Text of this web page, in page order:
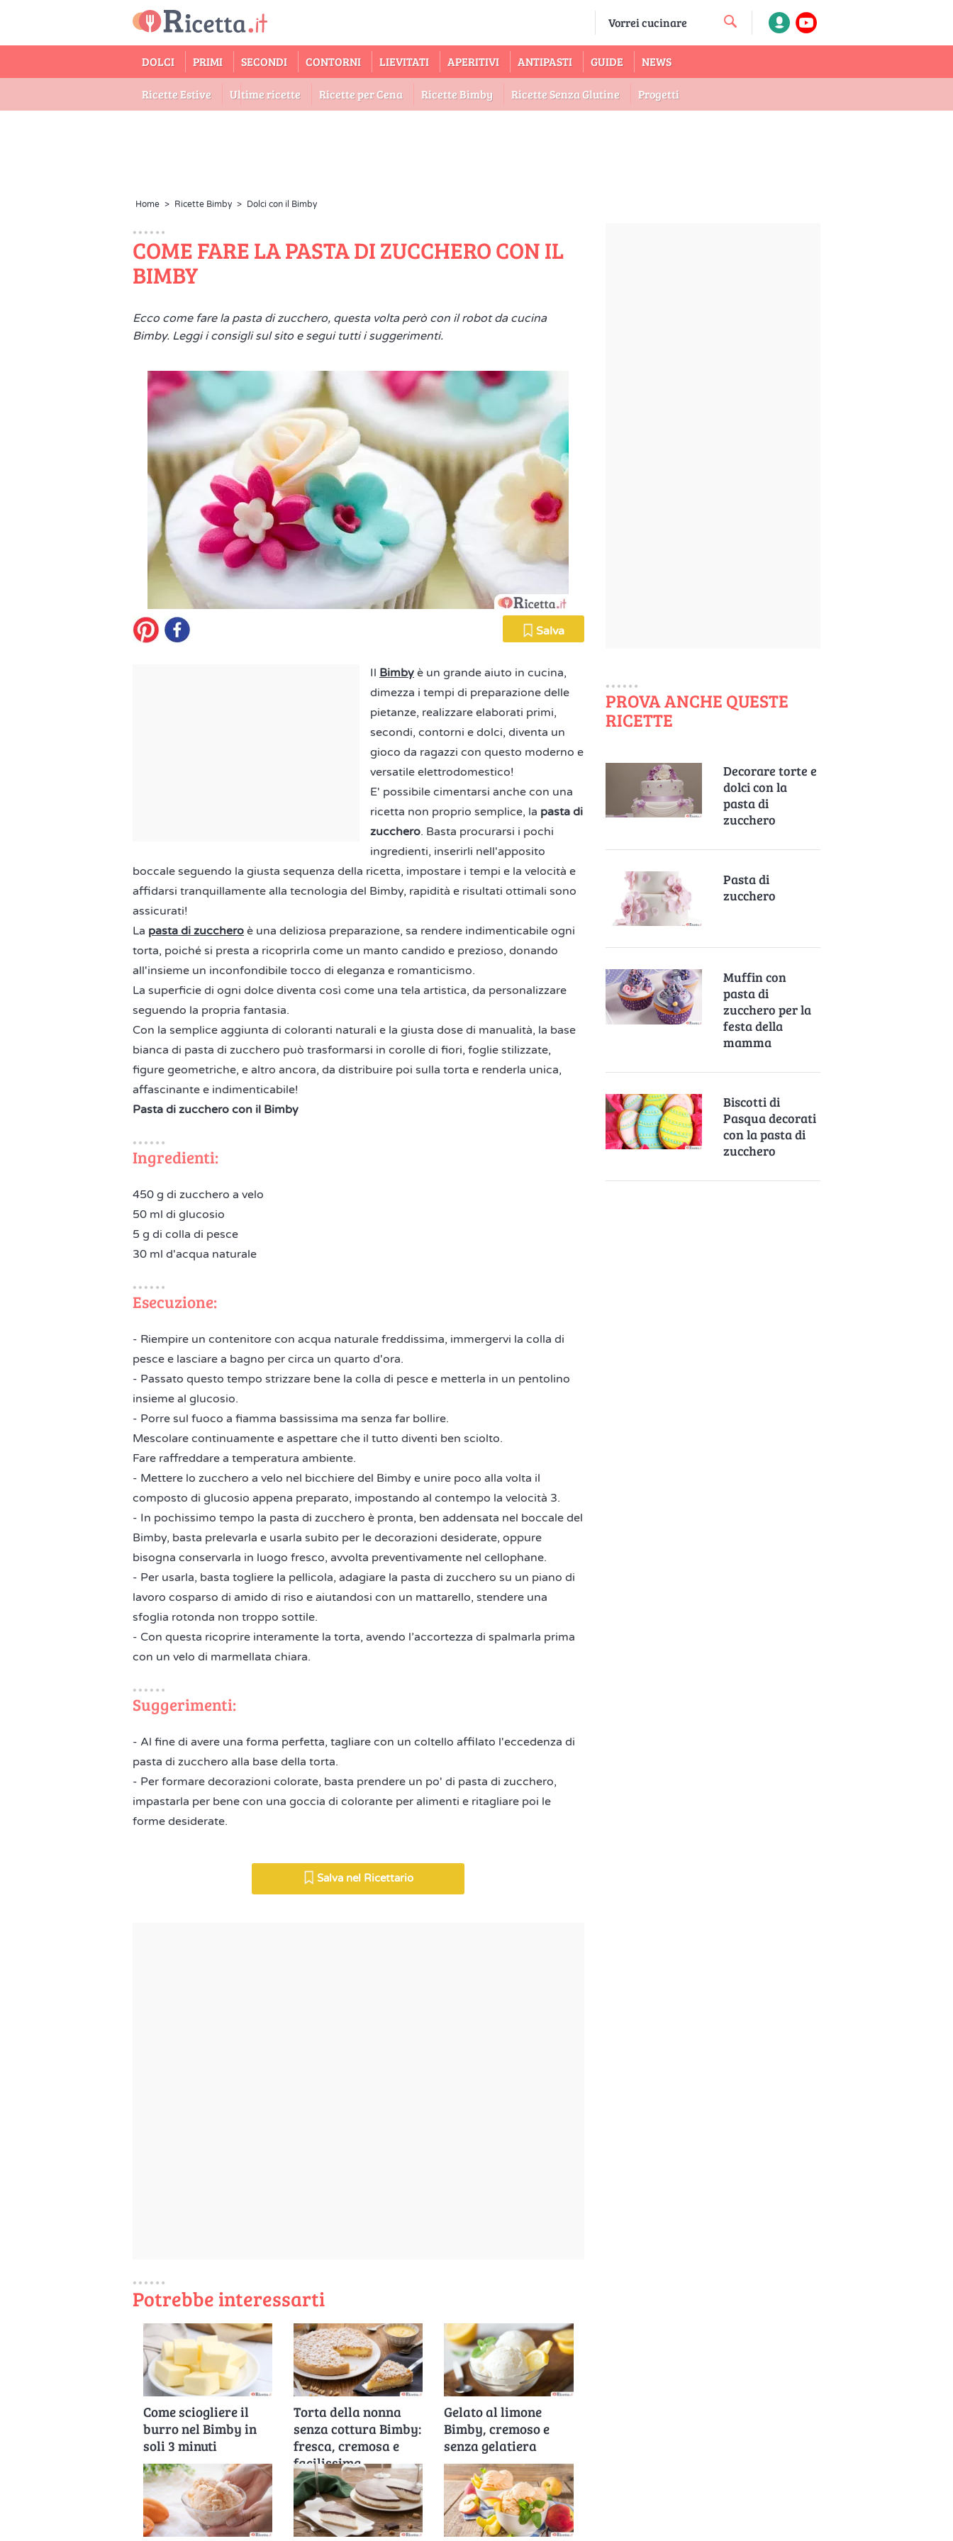
DOLCI PRIMI SECONDI CONTORNI LIEVITATI APERITIVI ANTIPASTI GUIDE NEWS
Ricette Estive Ultime ricette Ricette per Cena Ricette Bimby Ricette Senza Glutine Progetti
Home > Ricette Bimby > Dolci con il Bimby
COME FARE LA PASTA DI ZUCCHERO CON IL
BIMBY
Ecco come fare la pasta di zucchero, questa volta però con il robot da cucina
Bimby. Leggi i consigli sul sito e segui tutti i suggerimenti.
Salva
Il Bimby è un grande aiuto in cucina,
dimezza i tempi di preparazione delle
pietanze, realizzare elaborati primi,
secondi, contorni e dolci, diventa un
gioco da ragazzi con questo moderno e
versatile elettrodomestico!
E' possibile cimentarsi anche con una
ricetta non proprio semplice, la pasta di
zucchero. Basta procurarsi i pochi
ingredienti, inserirli nell'apposito
boccale seguendo la giusta sequenza della ricetta, impostare i tempi e la velocità e
affidarsi tranquillamente alla tecnologia del Bimby, rapidità e risultati ottimali sono
assicurati!
La pasta di zucchero è una deliziosa preparazione, sa rendere indimenticabile ogni
torta, poiché si presta a ricoprirla come un manto candido e prezioso, donando
all'insieme un inconfondibile tocco di eleganza e romanticismo.
La superficie di ogni dolce diventa così come una tela artistica, da personalizzare
seguendo la propria fantasia.
Con la semplice aggiunta di coloranti naturali e la giusta dose di manualità, la base
bianca di pasta di zucchero può trasformarsi in corolle di fiori, foglie stilizzate,
figure geometriche, e altro ancora, da distribuire poi sulla torta e renderla unica,
affascinante e indimenticabile!
Pasta di zucchero con il Bimby
Ingredienti:
450 g di zucchero a velo
50 ml di glucosio
5 g di colla di pesce
30 ml d'acqua naturale
Esecuzione:
- Riempire un contenitore con acqua naturale freddissima, immergervi la colla di
pesce e lasciare a bagno per circa un quarto d'ora.
- Passato questo tempo strizzare bene la colla di pesce e metterla in un pentolino
insieme al glucosio.
- Porre sul fuoco a fiamma bassissima ma senza far bollire.
Mescolare continuamente e aspettare che il tutto diventi ben sciolto.
Fare raffreddare a temperatura ambiente.
- Mettere lo zucchero a velo nel bicchiere del Bimby e unire poco alla volta il
composto di glucosio appena preparato, impostando al contempo la velocità 3.
- In pochissimo tempo la pasta di zucchero è pronta, ben addensata nel boccale del
Bimby, basta prelevarla e usarla subito per le decorazioni desiderate, oppure
bisogna conservarla in luogo fresco, avvolta preventivamente nel cellophane.
- Per usarla, basta togliere la pellicola, adagiare la pasta di zucchero su un piano di
lavoro cosparso di amido di riso e aiutandosi con un mattarello, stendere una
sfoglia rotonda non troppo sottile.
- Con questa ricoprire interamente la torta, avendo l’accortezza di spalmarla prima
con un velo di marmellata chiara.
Suggerimenti:
- Al fine di avere una forma perfetta, tagliare con un coltello affilato l'eccedenza di
pasta di zucchero alla base della torta.
- Per formare decorazioni colorate, basta prendere un po' di pasta di zucchero,
impastarla per bene con una goccia di colorante per alimenti e ritagliare poi le
forme desiderate.
Salva nel Ricettario
Potrebbe interessarti
Come sciogliere il
burro nel Bimby in
soli 3 minuti
Torta della nonna
senza cottura Bimby:
fresca, cremosa e
facilissima
Gelato al limone
Bimby, cremoso e
senza gelatiera
PROVA ANCHE QUESTE
RICETTE
Decorare torte e
dolci con la
pasta di
zucchero
Pasta di
zucchero
Muffin con
pasta di
zucchero per la
festa della
mamma
Biscotti di
Pasqua decorati
con la pasta di
zucchero